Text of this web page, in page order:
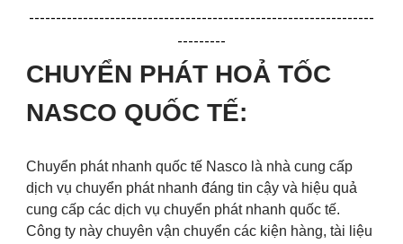
----------------------------------------------------------------
---------
CHUYỂN PHÁT HOẢ TỐC
NASCO QUỐC TẾ:
Chuyển phát nhanh quốc tế Nasco là nhà cung cấp
dịch vụ chuyển phát nhanh đáng tin cậy và hiệu quả
cung cấp các dịch vụ chuyển phát nhanh quốc tế.
Công ty này chuyên vận chuyển các kiện hàng, tài liệu